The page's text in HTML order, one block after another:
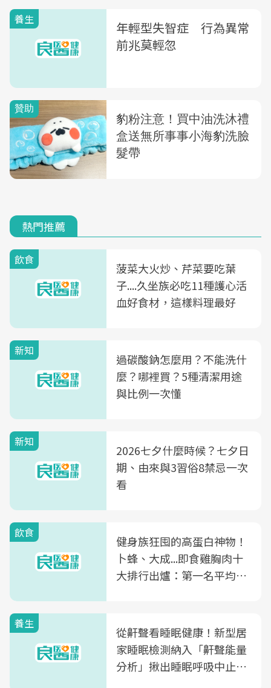
養生
年輕型失智症 行為異常
前兆莫輕忽
熱門推薦
飲食
菠菜大火炒、芹菜要吃葉
子....久坐族必吃11種護心活
血好食材，這樣料理最好
新知
過碳酸鈉怎麼用？不能洗什
麼？哪裡買？5種清潔用途
與比例一次懂
新知
2026七夕什麼時候？七夕日
期、由來與3習俗8禁忌一次
看
飲食
健身族狂囤的高蛋白神物！
卜蜂、大成...即食雞胸肉十
大排行出爐：第一名平均一
養生
從鼾聲看睡眠健康！新型居
家睡眠檢測納入「鼾聲能量
分析」揪出睡眠呼吸中止症